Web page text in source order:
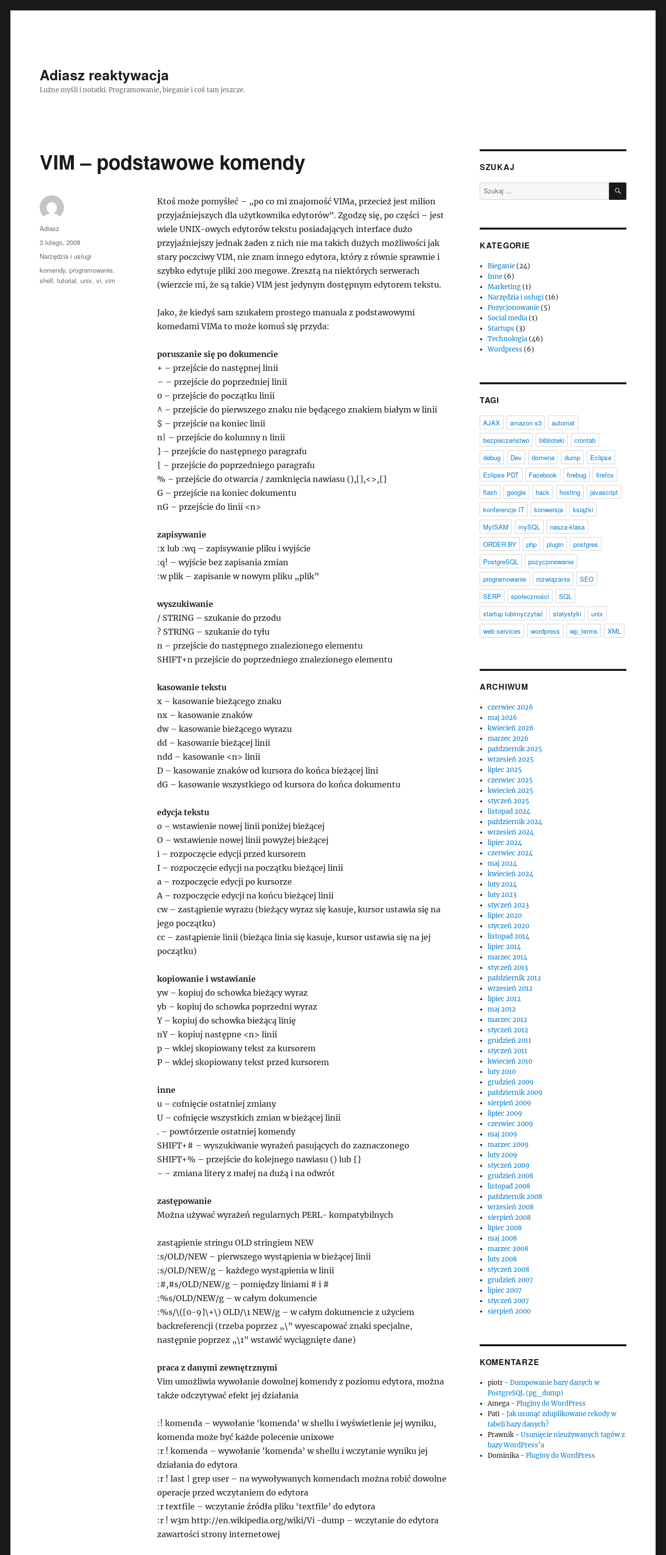
Adiasz reaktywacja
Luźne myśli i notatki. Programowanie, bieganie i coś tam jeszcze.
VIM – podstawowe komendy
Ktoś może pomyśleć – „po co mi znajomość VIMa, przecież jest milion
przyjaźniejszych dla użytkownika edytorów”. Zgodzę się, po części – jest
wiele UNIX-owych edytorów tekstu posiadających interface dużo
przyjaźniejszy jednak żaden z nich nie ma takich dużych możliwości jak
stary poczciwy VIM, nie znam innego edytora, który z równie sprawnie i
szybko edytuje pliki 200 megowe. Zresztą na niektórych serwerach
(wierzcie mi, że są takie) VIM jest jedynym dostępnym edytorem tekstu.
Jako, że kiedyś sam szukałem prostego manuala z podstawowymi
komedami VIMa to może komuś się przyda:
poruszanie się po dokumencie
+ – przejście do następnej linii
– – przejście do poprzedniej linii
0 – przejście do początku linii
^ – przejście do pierwszego znaku nie będącego znakiem białym w linii
$ – przejście na koniec linii
n| – przejście do kolumny n linii
} – przejście do następnego paragrafu
{ – przejście do poprzedniego paragrafu
% – przejście do otwarcia / zamknięcia nawiasu (),[],<>,{}
G – przejście na koniec dokumentu
nG – przejście do linii <n>
zapisywanie
:x lub :wq – zapisywanie pliku i wyjście
:q! – wyjście bez zapisania zmian
:w plik – zapisanie w nowym pliku „plik”
wyszukiwanie
/ STRING – szukanie do przodu
? STRING – szukanie do tyłu
n – przejście do następnego znalezionego elementu
SHIFT+n przejście do poprzedniego znalezionego elementu
kasowanie tekstu
x – kasowanie bieżącego znaku
nx – kasowanie znaków
dw – kasowanie bieżącego wyrazu
dd – kasowanie bieżącej linii
ndd – kasowanie <n> linii
D – kasowanie znaków od kursora do końca bieżącej lini
dG – kasowanie wszystkiego od kursora do końca dokumentu
edycja tekstu
o – wstawienie nowej linii poniżej bieżącej
O – wstawienie nowej linii powyżej bieżącej
i – rozpoczęcie edycji przed kursorem
I – rozpoczęcie edycji na początku bieżącej linii
a – rozpoczęcie edycji po kursorze
A – rozpoczęcie edycji na końcu bieżącej linii
cw – zastąpienie wyrazu (bieżący wyraz się kasuje, kursor ustawia się na
jego początku)
cc – zastąpienie linii (bieżąca linia się kasuje, kursor ustawia się na jej
początku)
kopiowanie i wstawianie
yw – kopiuj do schowka bieżący wyraz
yb – kopiuj do schowka poprzedni wyraz
Y – kopiuj do schowka bieżącą linię
nY – kopiuj następne <n> linii
p – wklej skopiowany tekst za kursorem
P – wklej skopiowany tekst przed kursorem
inne
u – cofnięcie ostatniej zmiany
U – cofnięcie wszystkich zmian w bieżącej linii
. – powtórzenie ostatniej komendy
SHIFT+# – wyszukiwanie wyrażeń pasujących do zaznaczonego
SHIFT+% – przejście do kolejnego nawiasu () lub {}
~ – zmiana litery z małej na dużą i na odwrót
zastępowanie
Można używać wyrażeń regularnych PERL- kompatybilnych
zastąpienie stringu OLD stringiem NEW
:s/OLD/NEW – pierwszego wystąpienia w bieżącej linii
:s/OLD/NEW/g – każdego wystąpienia w linii
:#,#s/OLD/NEW/g – pomiędzy liniami # i #
:%s/OLD/NEW/g – w całym dokumencie
:%s/\([0-9]\+\) OLD/\1 NEW/g – w całym dokumencie z użyciem
backreferencji (trzeba poprzez „\” wyescapować znaki specjalne,
następnie poprzez „\1” wstawić wyciągnięte dane)
praca z danymi zewnętrznymi
Vim umożliwia wywołanie dowolnej komendy z poziomu edytora, można
także odczytywać efekt jej działania
:! komenda – wywołanie 'komenda’ w shellu i wyświetlenie jej wyniku,
komenda może być każde polecenie unixowe
:r ! komenda – wywołanie 'komenda’ w shellu i wczytanie wyniku jej
działania do edytora
:r ! last | grep user – na wywoływanych komendach można robić dowolne
operacje przed wczytaniem do edytora
:r textfile – wczytanie źródła pliku 'textfile’ do edytora
:r ! w3m http://en.wikipedia.org/wiki/Vi -dump – wczytanie do edytora
zawartości strony internetowej
Autor
Adiasz
Data
publikacji
3 lutego, 2008
Kategorie
Narzędzia i usługi
Tagi
komendy,programowanie,
shell,tutorial, unix,vi,vim
SZUKAJ
Szukaj: SZUKAJ
KATEGORIE
Bieganie (24)
Inne (6)
Marketing (1)
Narzędzia i usługi (16)
Pozycjonowanie (5)
Social media (1)
Startups (3)
Technologia (46)
Wordpress (6)
TAGI
AJAX amazon s3
automat
bezpieczeństwo
biblioteki
crontab
debug
Dev domena dump
Eclipse
Eclipse PDT
Facebook firebug
firefox
flash
google hack hosting
javascript
konferencje IT
konwersja
książki
MyISAM
mySQL
nasza-klasa
ORDER BY
php plugin
postgres
PostgreSQL
pozycjonowanie
programowanie
rozwiązania
SEO
SERP
społeczności
SQL
startup lubimyczytać
statystyki
unix
web services
wordpress wp_terms XML
ARCHIWUM
czerwiec 2026
maj 2026
kwiecień 2026
marzec 2026
październik 2025
wrzesień 2025
lipiec 2025
czerwiec 2025
kwiecień 2025
styczeń 2025
listopad 2024
październik 2024
wrzesień 2024
lipiec 2024
czerwiec 2024
maj 2024
kwiecień 2024
luty 2024
luty 2023
styczeń 2023
lipiec 2020
styczeń 2020
listopad 2014
lipiec 2014
marzec 2014
styczeń 2013
październik 2012
wrzesień 2012
lipiec 2012
maj 2012
marzec 2012
styczeń 2012
grudzień 2011
styczeń 2011
kwiecień 2010
luty 2010
grudzień 2009
październik 2009
sierpień 2009
lipiec 2009
czerwiec 2009
maj 2009
marzec 2009
luty 2009
styczeń 2009
grudzień 2008
listopad 2008
październik 2008
wrzesień 2008
sierpień 2008
lipiec 2008
maj 2008
marzec 2008
luty 2008
styczeń 2008
grudzień 2007
lipiec 2007
styczeń 2007
sierpień 2000
KOMENTARZE
piotr -Dumpowanie bazy danych w
PostgreSQL (pg_dump)
Amega -Pluginy do WordPress
Pati -Jak usunąć zduplikowane rekody w
tabeli bazy danych?
Prawnik -Usunięcie nieużywanych tagów z
bazy WordPress’a
Dominika -Pluginy do WordPress